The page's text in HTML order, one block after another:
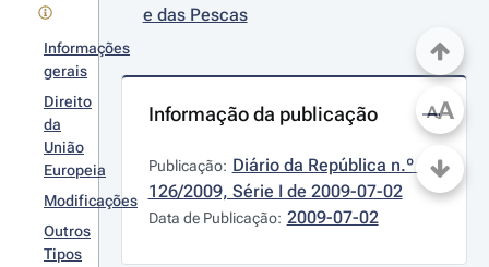
Informações
gerais
Direito
da
União
Europeia
Modificações
Outros
Tipos
e das Pescas
Informação da publicação
Publicação: Diário da República n.º
126/2009, Série I de 2009-07-02
Data de Publicação: 2009-07-02
AA